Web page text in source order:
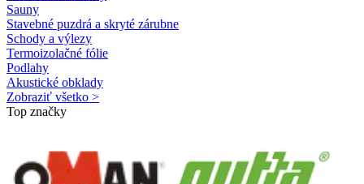
Sauny
Stavebné puzdrá a skryté zárubne
Schody a výlezy
Termoizolačné fólie
Podlahy
Akustické obklady
Zobraziť všetko >
Top značky